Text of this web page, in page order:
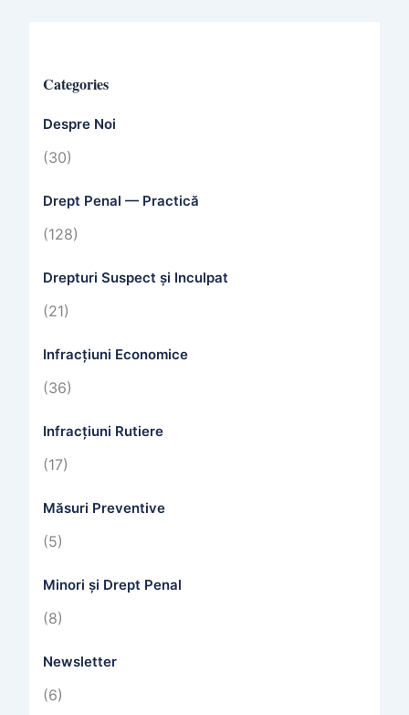
Categories
Despre Noi
(30)
Drept Penal — Practică
(128)
Drepturi Suspect și Inculpat
(21)
Infracțiuni Economice
(36)
Infracțiuni Rutiere
(17)
Măsuri Preventive
(5)
Minori și Drept Penal
(8)
Newsletter
(6)